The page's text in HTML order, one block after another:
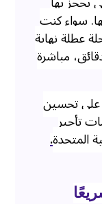
سواء كنت
عطلة نهاية
مباشرة
تحسين
تأجير
المتحدة.